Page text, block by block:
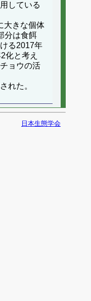
している
大きな個体
分は食餌
る2017年
化と考え
ョウの活
れた。
日本生態学会